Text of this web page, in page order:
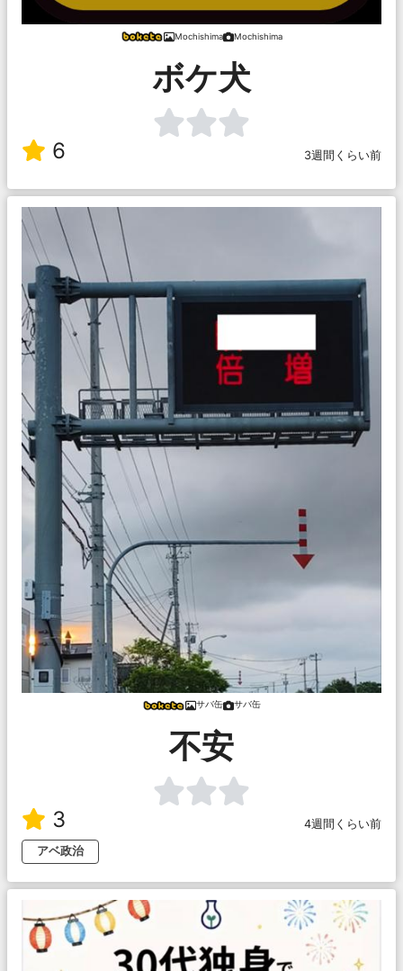
Mochishima Mochishima
ボケ犬
6 3週間くらい前
サバ缶 サバ缶
不安
3
4週間くらい前
アベ政治